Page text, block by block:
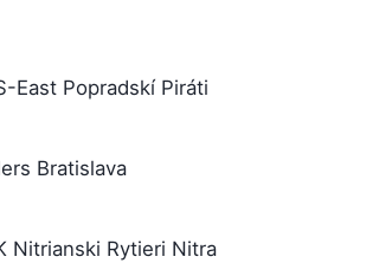
East Popradskí Piráti
Bratislava
Nitrianski Rytieri Nitra